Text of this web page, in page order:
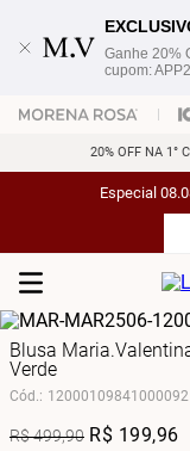
Ganhe 20%
cupom:
20% OFF NA 1°
Especial
Blusa
Verde
Cód.: 12000109841000092
R$499,90 R$ 199,96